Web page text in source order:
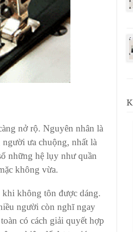
nở rộ. Nguyên nhân là
ưa chuộng, nhất là
những hệ lụy nhưquần
không vừa.
không tôn được dáng.
người còn nghĩ ngay
có cách giải quyết hợp